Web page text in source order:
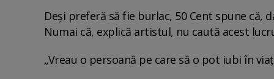
Deși preferă să fie burlac, 50 Cent spune că,
Numai că, explică artistul, nu caută acest
„Vreau o persoană pe care să o pot iubi în